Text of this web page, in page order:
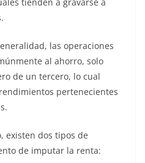
las operaciones
al ahorro, solo
de un tercero, lo cual
pertenecientes
existen dos tipos de
de imputar la renta: